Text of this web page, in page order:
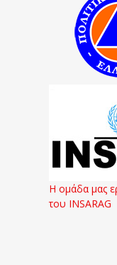
Η ομάδα μας
του INSARAG